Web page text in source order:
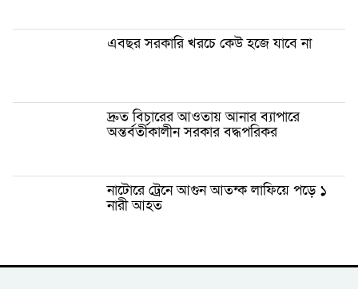
এবছর সরকারি খরচে কেউ হজে যাবে না
দ্রুত বিচারের আওতায় আনার ব্যাপারে
অন্তর্বর্তীকালীন সরকার বদ্ধপরিকর
নাটোরে ট্রেনে আগুন আতন্ক লাফিয়ে পড়ে ১
নারী আহত